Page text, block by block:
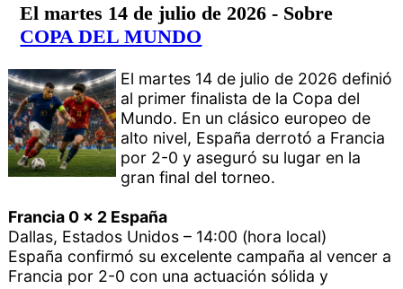
El martes 14 de julio de 2026 - Sobre
COPA DEL MUNDO
El martes 14 de julio de 2026 definió
al primer finalista de la Copa del
Mundo. En un clásico europeo de
alto nivel, España derrotó a Francia
por 2-0 y aseguró su lugar en la
gran final del torneo.
Francia 0 x 2 España
Dallas, Estados Unidos – 14:00 (hora local)
España confirmó su excelente campaña al vencer a
Francia por 2-0 con una actuación sólida y